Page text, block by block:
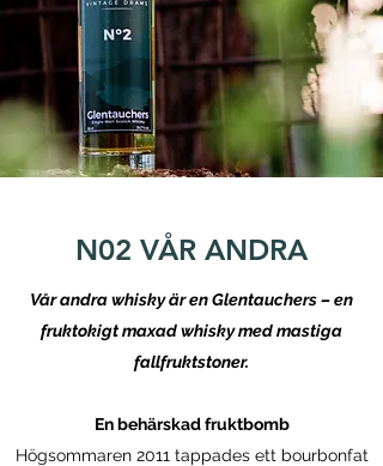
N02 VÅR ANDRA
Vår andra whisky är en Glentauchers – en
fruktokigt maxad whisky med mastiga
fallfruktstoner.
En behärskad fruktbomb
Högsommaren 2011 tappades ett bourbonfat